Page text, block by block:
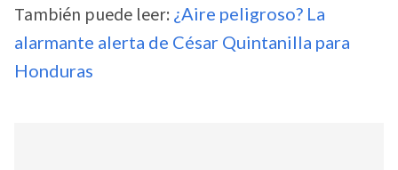
También puede leer: ¿Aire peligroso? La
alarmante alerta de César Quintanilla para
Honduras